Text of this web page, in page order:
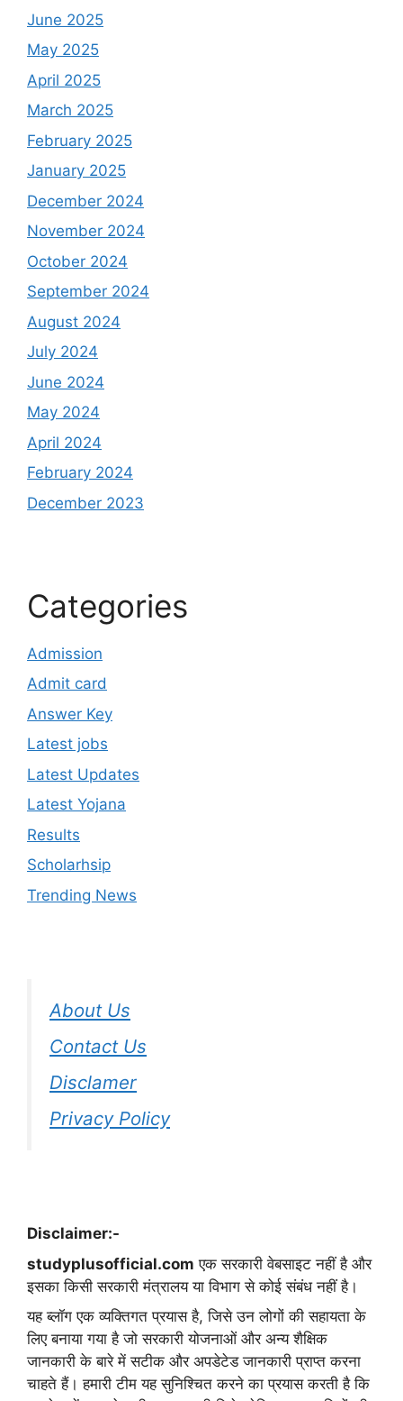
June 2025
May 2025
April 2025
March 2025
February 2025
January 2025
December 2024
November 2024
October 2024
September 2024
August 2024
July 2024
June 2024
May 2024
April 2024
February 2024
December 2023
Categories
Admission
Admit card
Answer Key
Latest jobs
Latest Updates
Latest Yojana
Results
Scholarhsip
Trending News
About Us
Contact Us
Disclamer
Privacy Policy
Disclaimer:-
studyplusofficial.com एक सरकारी वेबसाइट नहीं है और
इसका किसी सरकारी मंत्रालय या विभाग से कोई संबंध नहीं है।
यह ब्लॉग एक व्यक्तिगत प्रयास है, जिसे उन लोगों की सहायता के
लिए बनाया गया है जो सरकारी योजनाओं और अन्य शैक्षिक
जानकारी के बारे में सटीक और अपडेटेड जानकारी प्राप्त करना
चाहते हैं। हमारी टीम यह सुनिश्चित करने का प्रयास करती है कि